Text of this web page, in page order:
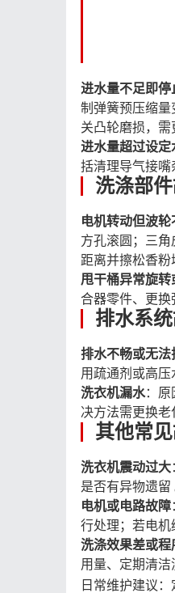
进水量不足即停
制弹簧预压缩
关凸轮磨损，需
进水量超过设定
括清理导气接嘴
洗涤部件
电机转动但波轮
方孔滚圆；三
距离并擦松香粉
甩干桶异常旋转
合器零件、更换
排水系
排水不畅或无法
用疏通剂或高压
洗衣机漏水：原
决方法需更换老
其他常
洗衣机震动过大
是否有异物遗留
电机或电路故障
行处理；若电机
洗涤效果差或程
用量、定期清洁
日常维护建议